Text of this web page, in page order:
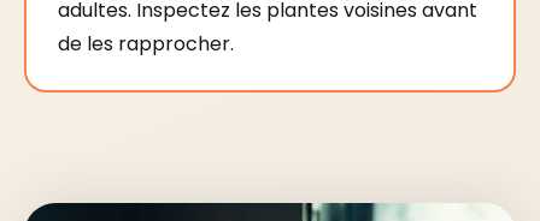
adultes. Inspectez les plantes voisines avant
de les rapprocher.